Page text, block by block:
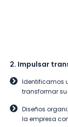
2. Impulsar
Identificamos
transformar
Diseños
la empresa